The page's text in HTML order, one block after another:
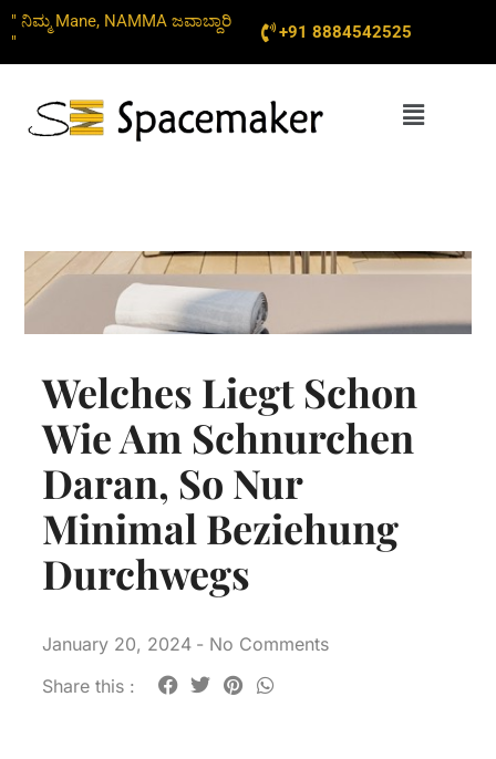
Skip
to
content
" ನಿಮ್ಮ Mane, NAMMA ಜವಾಬ್ದಾರಿ
"
+91 8884542525
Menu
Welches Liegt Schon
Wie Am Schnurchen
Daran, So Nur
Minimal Beziehung
Durchwegs
January 20, 2024 - No Comments
Share this :